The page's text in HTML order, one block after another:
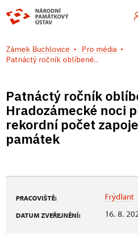
Zámek Buchlovice
Pro média
Patnáctý ročník oblíbené...
Patnáctý ročník
Hradozámecké noci
rekordní počet
památek
PRACOVIŠTĚ: Frýdlant
DATUM ZVEŘEJNĚNÍ: 16. 8.